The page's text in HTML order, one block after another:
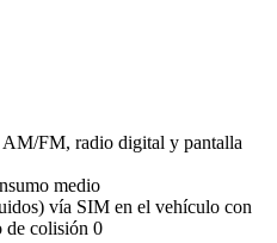
FM, radio digital y pantalla
medio
vía SIM en el vehículo con
de colisión 0